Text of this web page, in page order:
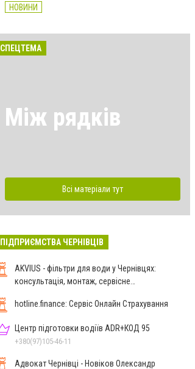
НОВИНИ
СПЕЦТЕМА
Між рядків
Всі матеріали тут
ПІДПРИЄМСТВА ЧЕРНІВЦІВ
AKVIUS - фільтри для води у Чернівцях:
консультація, монтаж, сервісне
hotline.finance: Сервіс Онлайн Страхування
Центр підготовки водіїв ADR+КОД 95
+380(97)105-46-11
Адвокат Чернівці - Новіков Олександр